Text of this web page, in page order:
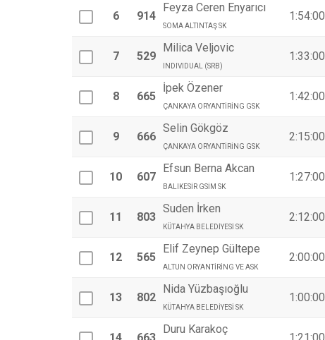
6 914
Feyza Ceren Enyarıcı
SOMA ALTINTAŞ SK
1:54:00
7 529
Milica Veljovic
INDIVIDUAL (SRB)
1:33:00
8 665
İpek Özener
ÇANKAYA ORYANTİRİNG GSK
1:42:00
9 666
Selin Gökgöz
ÇANKAYA ORYANTİRİNG GSK
2:15:00
10 607
Efsun Berna Akcan
BALIKESİR GSİM SK
1:27:00
11 803
Suden İrken
KÜTAHYA BELEDİYESİ SK
2:12:00
12 565
Elif Zeynep Gültepe
ALTUN ORYANTİRİNG VE ASK
2:00:00
13 802
Nida Yüzbaşıoğlu
KÜTAHYA BELEDİYESİ SK
1:00:00
Duru Karakoç